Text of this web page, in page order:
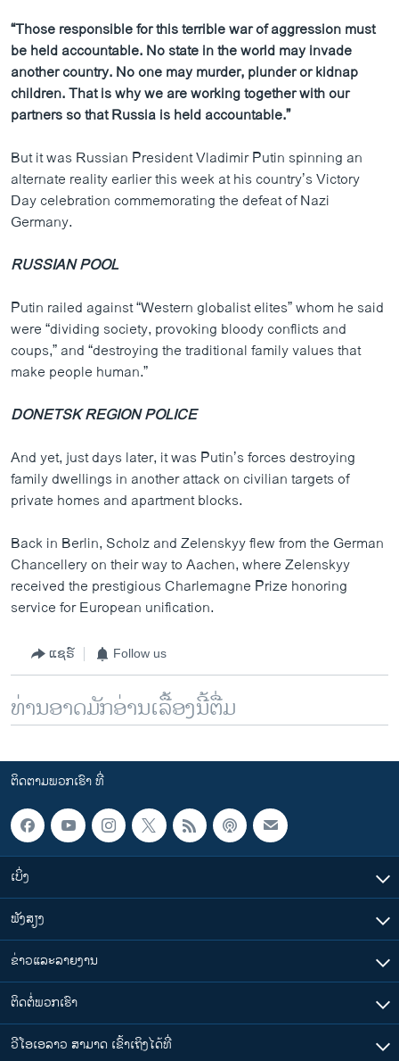
“Those responsible for this terrible war of aggression must
be held accountable. No state in the world may invade
another country. No one may murder, plunder or kidnap
children. That is why we are working together with our
partners so that Russia is held accountable.”
But it was Russian President Vladimir Putin spinning an
alternate reality earlier this week at his country’s Victory
Day celebration commemorating the defeat of Nazi
Germany.
RUSSIAN POOL
Putin railed against “Western globalist elites” whom he said
were “dividing society, provoking bloody conflicts and
coups,” and “destroying the traditional family values that
make people human.”
DONETSK REGION POLICE
And yet, just days later, it was Putin’s forces destroying
family dwellings in another attack on civilian targets of
private homes and apartment blocks.
Back in Berlin, Scholz and Zelenskyy flew from the German
Chancellery on their way to Aachen, where Zelenskyy
received the prestigious Charlemagne Prize honoring
service for European unification.
ແຊຣ໌ Follow us
ທ່ານອາດມັກອ່ານເລື້ອງນີ້ຕື່ມ
ຕິດຕາມພວກເຮົາ ທີ່
ເບິ່ງ
ຟັງສຽງ
ຂ່າວແລະລາຍງານ
ຕິດຕໍ່ພວກເຮົາ
ວີໂອເອລາວ ສາມາດ ເຂົ້າເຖິງໄດ້ທີ່